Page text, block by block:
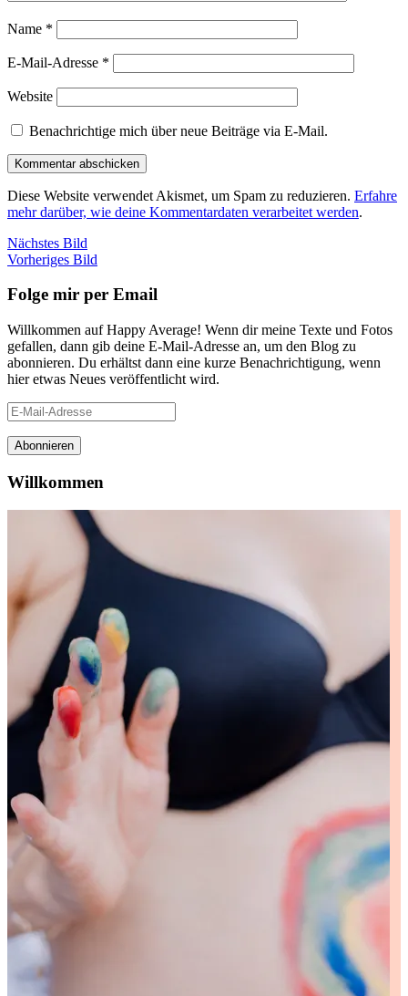
Name *
E-Mail-Adresse *
Website
Benachrichtige mich über neue Beiträge via E-Mail.
Diese Website verwendet Akismet, um Spam zu reduzieren. Erfahre
mehr darüber, wie deine Kommentardaten verarbeitet werden.
Nächstes Bild
Vorheriges Bild
Folge mir per Email
Willkommen auf Happy Average! Wenn dir meine Texte und Fotos
gefallen, dann gib deine E-Mail-Adresse an, um den Blog zu
abonnieren. Du erhältst dann eine kurze Benachrichtigung, wenn
hier etwas Neues veröffentlicht wird.
E-
Mail-
Adresse
Abonnieren
Willkommen